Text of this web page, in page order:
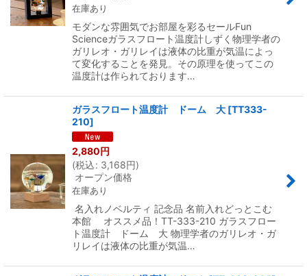
在庫あり
モダンな雰囲気でお部屋を彩るセールFun
Scienceガラスフロート温度計しずく物理学者の
ガリレオ・ガリレイは液体の比重が気温によっ
て変化することを発見。その原理を使ってこの
温度計は作られております…
ガラスフロート温度計 ドーム 大 [TT333-
210]
2,880円
(税込: 3,168円)
オープン価格
在庫あり
名入れノベルティ 記念品 名前入れどっとこむ
本館 オススメ品！TT-333-210 ガラスフロー
ト温度計 ドーム 大 物理学者のガリレオ・ガ
リレイは液体の比重が気温…